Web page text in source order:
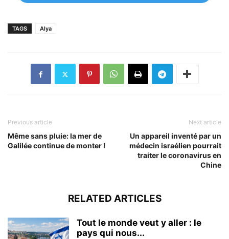
TAGS Alya
Previous article
Même sans pluie: la mer de
Galilée continue de monter !
Next article
Un appareil inventé par un
médecin israélien pourrait
traiter le coronavirus en
Chine
RELATED ARTICLES
Tout le monde veut y aller : le
pays qui nous...